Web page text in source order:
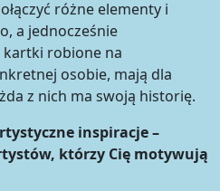
różne elementy i
a jednocześnie
kartki robione na
osobie, mają dla
z nich ma swoją historię.
inspiracje –
którzy Cię motywują